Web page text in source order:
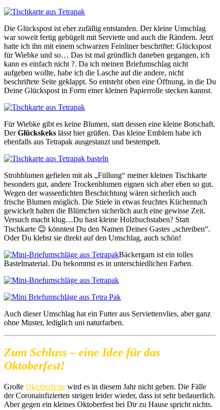
Die Glückspost ist eher zufällig entstanden. Der kleine Umschlag
war soweit fertig gebügelt mit Serviette und auch die Rändern. Jetzt
hatte ich ihn mit einem schwarzen Feinliner beschriftet: Glückspost
für Wiebke und so… Das ist mal gründlich daneben gegangen, ich
kann es einfach nicht ?. Da ich meinen Briefumschlag nicht
aufgeben wollte, habe ich die Lasche auf die andere, nicht
beschriftete Seite geklappt. So entsteht oben eine Öffnung, in die Du
Deine Glückspost in Form einer kleinen Papierrolle stecken kannst.
Für Wiebke gibt es keine Blumen, statt dessen eine kleine Botschaft.
DerGlückskeks lässt hier grüßen. Das kleine Emblem habe ich
ebenfalls aus Tetrapak ausgestanzt und bestempelt.
Strohblumen gefielen mit als „Füllung“ meiner kleinen Tischkarte
besonders gut, andere Trockenblumen eignen sich aber eben so gut.
Wegen der wasserdichten Beschichtung wären sicherlich auch
frische Blumen möglich. Die Stiele in etwas feuchtes Küchentuch
gewickelt halten die Blümchen sicherlich auch eine gewisse Zeit.
Versuch macht klug…Du hast kleine Holzbuchstaben? Statt
Tischkarte 😉 könntest Du den Namen Deines Gastes „schreiben“.
Oder Du klebst sie direkt auf den Umschlag, auch schön!
Bäckergarn ist ein tolles
Bastelmaterial. Du bekommst es in unterschiedlichen Farben.
Auch dieser Umschlag hat ein Futter aus Serviettenvlies, aber ganz
ohne Muster, lediglich uni naturfarben.
Zum Schluss – eine Idee für das
Oktoberfest!
Große Oktoberfeste wird es in diesem Jahr nicht geben. Die Fälle
der Coronainfizierten steigen leider wieder, dass ist sehr bedauerlich.
Aber gegen ein kleines Oktoberfest bei Dir zu Hause spricht nichts.